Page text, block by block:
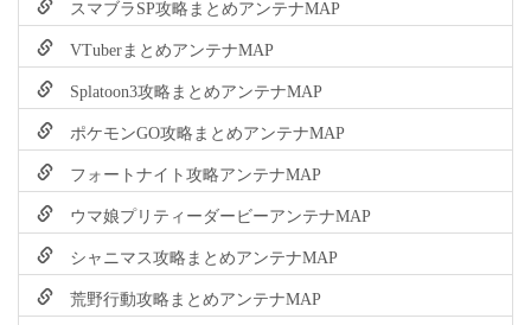
スマブラSP攻略まとめアンテナMAP
VTuberまとめアンテナMAP
Splatoon3攻略まとめアンテナMAP
ポケモンGO攻略まとめアンテナMAP
フォートナイト攻略アンテナMAP
ウマ娘プリティーダービーアンテナMAP
シャニマス攻略まとめアンテナMAP
荒野行動攻略まとめアンテナMAP